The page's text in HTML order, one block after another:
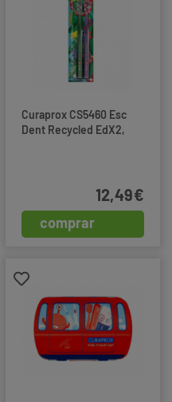
Curaprox CS5460 Esc
Dent Recycled EdX2,
comprar
12,49€